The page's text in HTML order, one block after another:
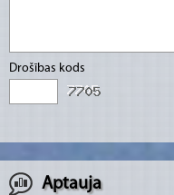
Drošības kods
Aptauja